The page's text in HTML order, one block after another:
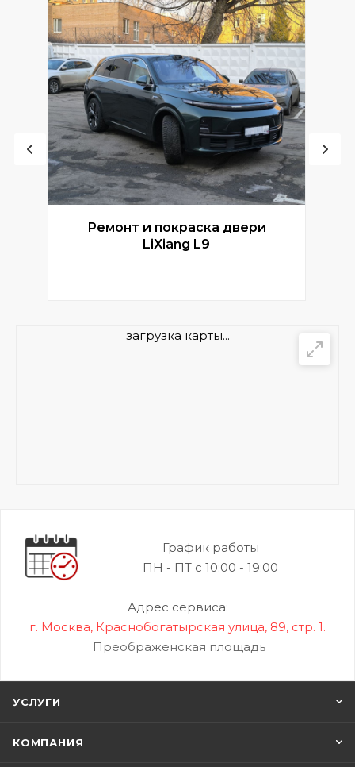
Ремонт и покраска двери
LiXiang L9
загрузка карты...
График работы
ПН - ПТ с 10:00 - 19:00
Адрес сервиса:
г. Москва, Краснобогатырская улица, 89, стр. 1.
Преображенская площадь
УСЛУГИ
КОМПАНИЯ